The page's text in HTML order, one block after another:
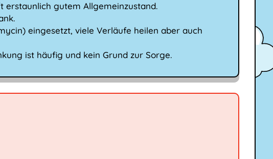
gutem Allgemeinzustand.
eingesetzt, viele Verläufe heilen aber auch
ist häufig und kein Grund zur Sorge.